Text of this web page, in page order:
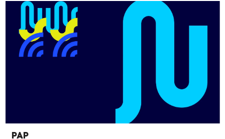
czekają pasażerów Przewozów Regionalnych.
PAP